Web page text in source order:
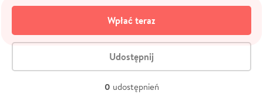
Wpłać teraz
Udostępnij
0 udostępnień